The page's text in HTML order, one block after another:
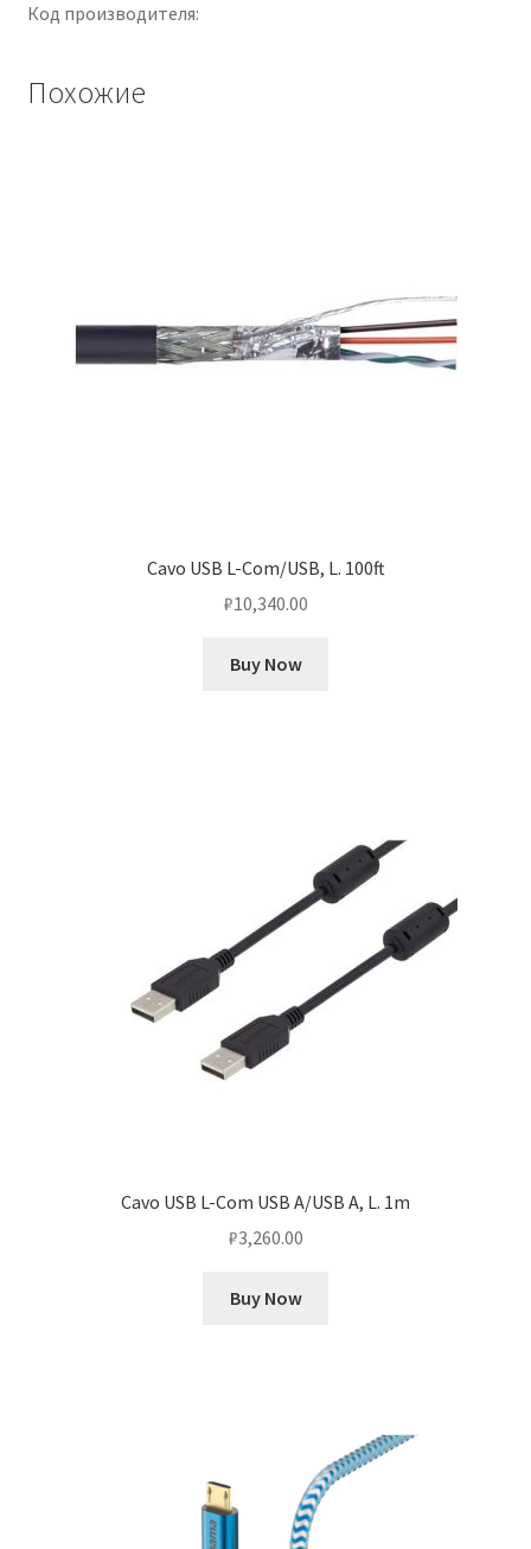
Код производителя:
Похожие
Cavo USB L-Com/USB, L. 100ft
₽10,340.00
Buy Now
Cavo USB L-Com USB A/USB A, L. 1m
₽3,260.00
Buy Now